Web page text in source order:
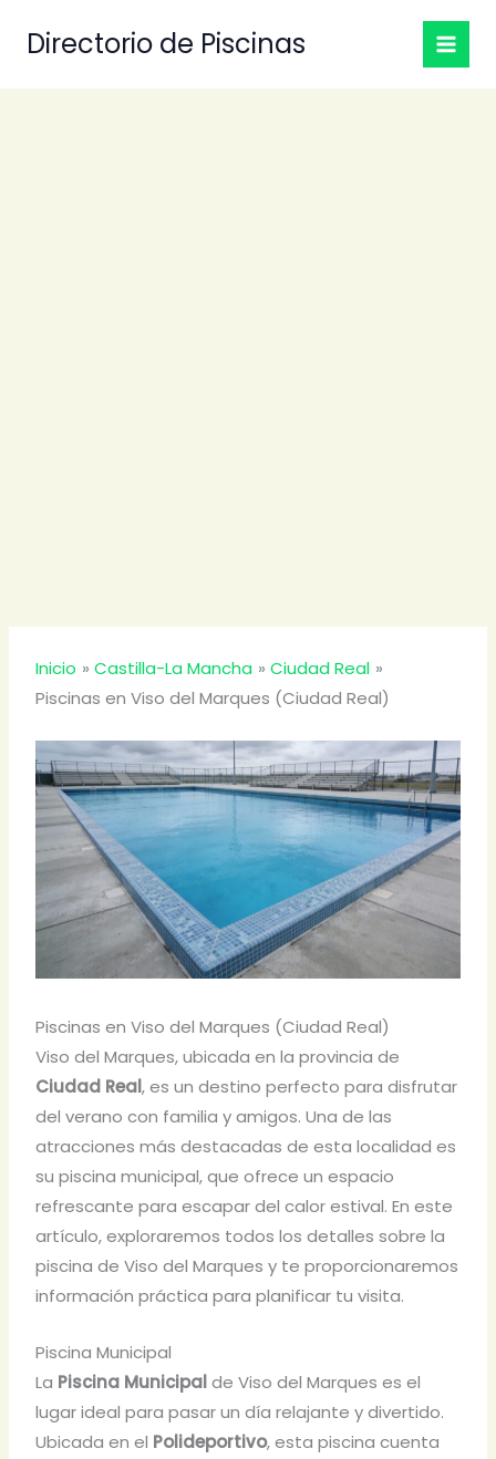
Directorio de Piscinas
Inicio Castilla-La Mancha
Ciudad Real
Piscinas en Viso del Marques (Ciudad Real)
Piscinas en Viso del Marques (Ciudad Real)
Viso del Marques, ubicada en la provincia de
Ciudad Real, es un destino perfecto para disfrutar
del verano con familia y amigos. Una de las
atracciones más destacadas de esta localidad es
su piscina municipal, que ofrece un espacio
refrescante para escapar del calor estival. En este
artículo, exploraremos todos los detalles sobre la
piscina de Viso del Marques y te proporcionaremos
información práctica para planificar tu visita.
Piscina Municipal
La Piscina Municipalde Viso del Marques es el
lugar ideal para pasar un día relajante y divertido.
Ubicada en el Polideportivo, esta piscina cuenta